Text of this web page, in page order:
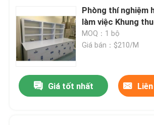
Phòng thí nghiệm
làm việc Khung
MOQ：1 bộ
Giá bán：$210/M
Giá tốt nhất